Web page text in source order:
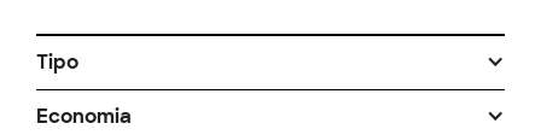
Tipo
Economia